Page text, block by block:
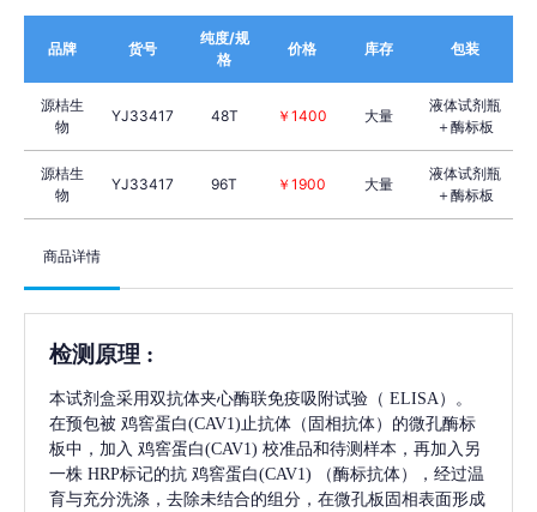
品牌 货号
纯度/规
格
价格 库存 包装
源桔生
物
YJ33417 48T ￥1400 大量
液体试剂瓶
＋酶标板
源桔生
物
YJ33417 96T ￥1900 大量
液体试剂瓶
＋酶标板
商品详情
检测原理 :
本试剂盒采用双抗体夹心酶联免疫吸附试验（ ELISA）。
在预包被 鸡窖蛋白(CAV1) 止抗体（固相抗体）的微孔酶标
板中，加入 鸡窖蛋白(CAV1) 校准品和待测样本，再加入另
一株 HRP标记的抗 鸡窖蛋白(CAV1)
（酶标抗体），经过温
育与充分洗涤，去除未结合的组分，在微孔板固相表面形成